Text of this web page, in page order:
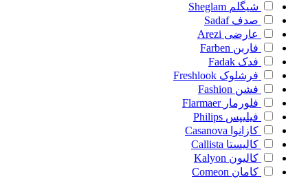
شیگلم Sheglam
صدف Sadaf
عارضی Arezi
فاربن Farben
فدک Fadak
فرشلوک Freshlook
فشن Fashion
فلورمار Flarmaer
فیلیپس Philips
کازانوا Casanova
کالیستا Callista
کالیون Kalyon
کامان Comeon